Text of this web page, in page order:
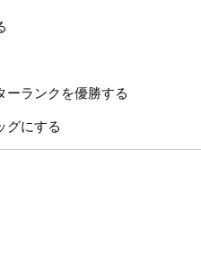
ーランクを優勝する
グにする